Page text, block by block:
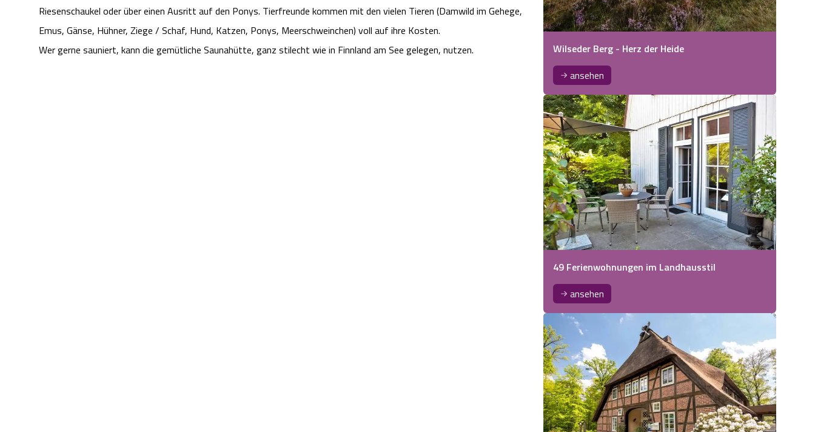
Riesenschaukel oder über einen Ausritt auf den Ponys. Tierfreunde kommen mit den vielen Tieren (Damwild im Gehege,
Emus, Gänse, Hühner, Ziege / Schaf, Hund, Katzen, Ponys, Meerschweinchen) voll auf ihre Kosten.
Wer gerne sauniert, kann die gemütliche Saunahütte, ganz stilecht wie in Finnland am See gelegen, nutzen.
Wilseder Berg - Herz der Heide
ansehen
49 Ferienwohnungen im Landhausstil
ansehen